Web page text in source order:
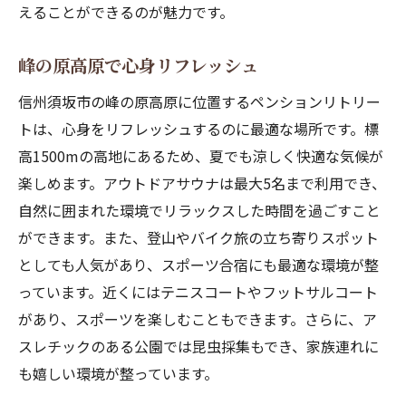
えることができるのが魅力です。
峰の原高原で心身リフレッシュ
信州須坂市の峰の原高原に位置するペンションリトリー
トは、心身をリフレッシュするのに最適な場所です。標
高1500mの高地にあるため、夏でも涼しく快適な気候が
楽しめます。アウトドアサウナは最大5名まで利用でき、
自然に囲まれた環境でリラックスした時間を過ごすこと
ができます。また、登山やバイク旅の立ち寄りスポット
としても人気があり、スポーツ合宿にも最適な環境が整
っています。近くにはテニスコートやフットサルコート
があり、スポーツを楽しむこともできます。さらに、ア
スレチックのある公園では昆虫採集もでき、家族連れに
も嬉しい環境が整っています。